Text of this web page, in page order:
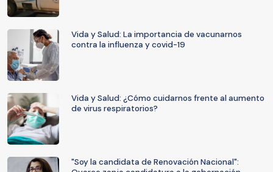
Vida y Salud: La importancia de vacunarnos
contra la influenza y covid-19
Vida y Salud: ¿Cómo cuidarnos frente al aumento
de virus respiratorios?
"Soy la candidata de Renovación Nacional":